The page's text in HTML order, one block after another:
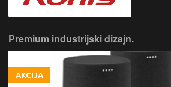
Premium industrijski dizajn.
AKCIJA